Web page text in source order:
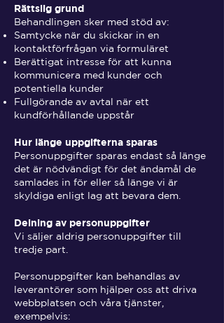
Rättslig grund
Behandlingen sker med stöd av:
Samtycke när du skickar in en
kontaktförfrågan via formuläret
Berättigat intresse för att kunna
kommunicera med kunder och
potentiella kunder
Fullgörande av avtal när ett
kundförhållande uppstår
Hur länge uppgifterna sparas
Personuppgifter sparas endast så länge
det är nödvändigt för det ändamål de
samlades in för eller så länge vi är
skyldiga enligt lag att bevara dem.
Delning av personuppgifter
Vi säljer aldrig personuppgifter till
tredje part.
Personuppgifter kan behandlas av
leverantörer som hjälper oss att driva
webbplatsen och våra tjänster,
exempelvis: